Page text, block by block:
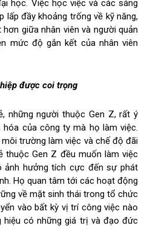
học. Việc học việc và các sáng
lấp đầy khoảng trống về kỹ năng,
giữa nhân viên và người quản
mức độ gắn kết của nhân viên
được coi trọng
những người thuộc Gen Z, rất ý
của công ty mà họ làm việc.
trường làm việc và chế độ đãi
thuộc Gen Z đều muốn làm việc
ảnh hưởng tích cực đến sự phát
Họ quan tâm tới các hoạt động
về mặt sinh thái trong tổ chức
vào bất kỳ vị trí công việc nào
hiệu có những giá trị và đạo đức